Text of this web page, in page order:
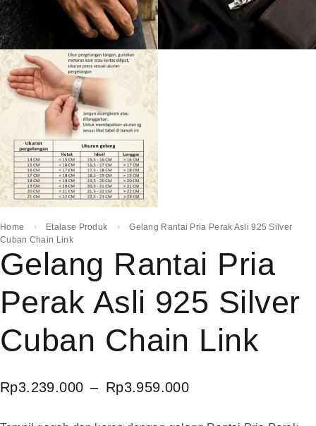
Home Etalase Produk
Gelang Rantai Pria Perak Asli 925 Silver
Cuban Chain Link
Gelang Rantai Pria
Perak Asli 925 Silver
Cuban Chain Link
Rp3.239.000 – Rp3.959.000